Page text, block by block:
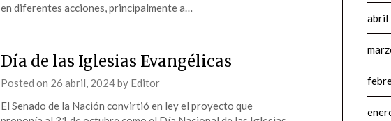
en diferentes acciones, principalmente a…
Día de las Iglesias Evangélicas
Posted on 26 abril, 2024by Editor
El Senado de la Nación convirtió en ley el proyecto que
abril